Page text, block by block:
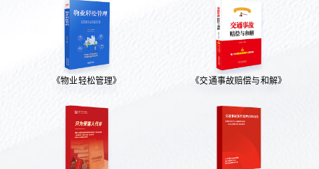
《物业轻松管理》 《交通事故赔偿与和解》